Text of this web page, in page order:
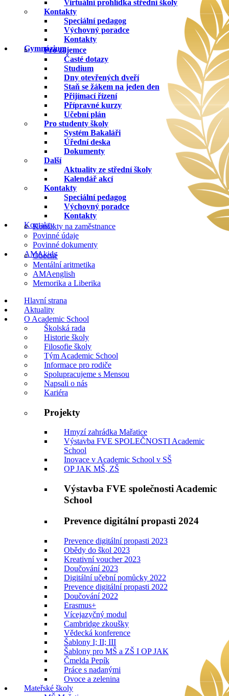
Virtuální prohlídka střední školy
Kontakty
Speciální pedagog
Výchovný poradce
Kontakty
Gymnázium
Pro zájemce
Časté dotazy
Studium
Dny otevřených dveří
Staň se žákem na jeden den
Přijímací řízení
Přípravné kurzy
Učební plán
Pro studenty školy
Systém Bakaláři
Úřední deska
Dokumenty
Další
Aktuality ze střední školy
Kalendář akcí
Kontakty
Speciální pedagog
Výchovný poradce
Kontakty
Kontakty
Kontakty na zaměstnance
Povinné údaje
Povinné dokumenty
AMAkids
Obecné
Mentální aritmetika
AMAenglish
Memorika a Liberika
Hlavní strana
Aktuality
O Academic School
Školská rada
Historie školy
Filosofie školy
Tým Academic School
Informace pro rodiče
Spolupracujeme s Mensou
Napsali o nás
Kariéra
Projekty
Hmyzí zahrádka Mařatice
Výstavba FVE SPOLEČNOSTI Academic
School
Inovace v Academic School v SŠ
OP JAK MŠ, ZŠ
Výstavba FVE společnosti Academic
School
Prevence digitální propasti 2024
Prevence digitální propasti 2023
Obědy do škol 2023
Kreativní voucher 2023
Doučování 2023
Digitální učební pomůcky 2022
Prevence digitální propasti 2022
Doučování 2022
Erasmus+
Vícejazyčný modul
Cambridge zkoušky
Vědecká konference
Šablony I; II; III
Šablony pro MŠ a ZŠ I OP JAK
Čmelda Pepík
Práce s nadanými
Ovoce a zelenina
Mateřské školy